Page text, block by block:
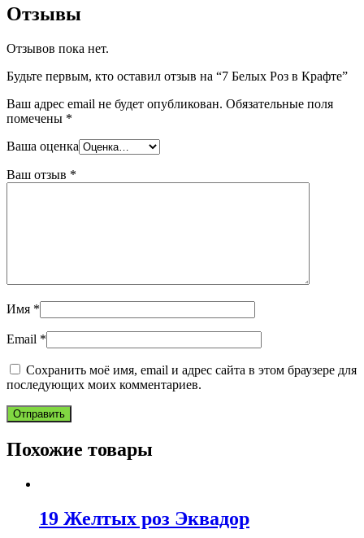
Отзывы
Отзывов пока нет.
Будьте первым, кто оставил отзыв на “7 Белых Роз в Крафте”
Ваш адрес email не будет опубликован. Обязательные поля
помечены *
Ваша оценка
Ваш отзыв *
Имя *
Email *
Сохранить моё имя, email и адрес сайта в этом браузере для
последующих моих комментариев.
Похожие товары
19 Желтых роз Эквадор